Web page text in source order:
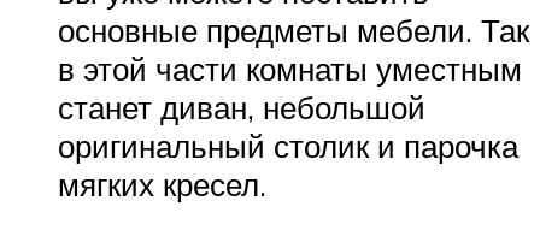
основные предметы мебели. Так
в этой части комнаты уместным
станет диван, небольшой
оригинальный столик и парочка
мягких кресел.